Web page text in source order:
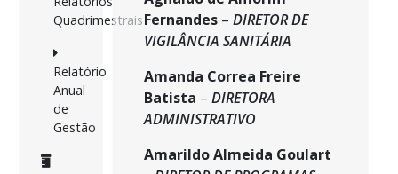
Quadrimestrais
Relatório
Anual
de
Gestão
Fernandes– DIRETOR DE
VIGILÂNCIA SANITÁRIA
Amanda Correa Freire
Batista – DIRETORA
ADMINISTRATIVO
Amarildo Almeida Goulart